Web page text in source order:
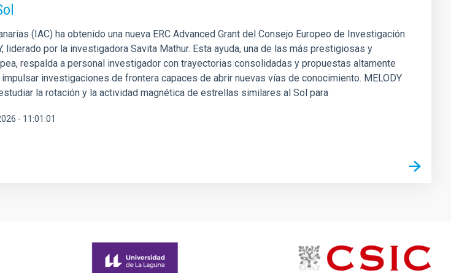
(IAC) ha obtenido una nueva ERC Advanced Grant del Consejo Europeo de Investigación
liderado por la investigadora Savita Mathur. Esta ayuda, una de las más prestigiosas y
respalda a personal investigador con trayectorias consolidadas y propuestas altamente
investigaciones de frontera capaces de abrir nuevas vías de conocimiento. MELODY
la rotación y la actividad magnética de estrellas similares al Sol para
- 11:01:01